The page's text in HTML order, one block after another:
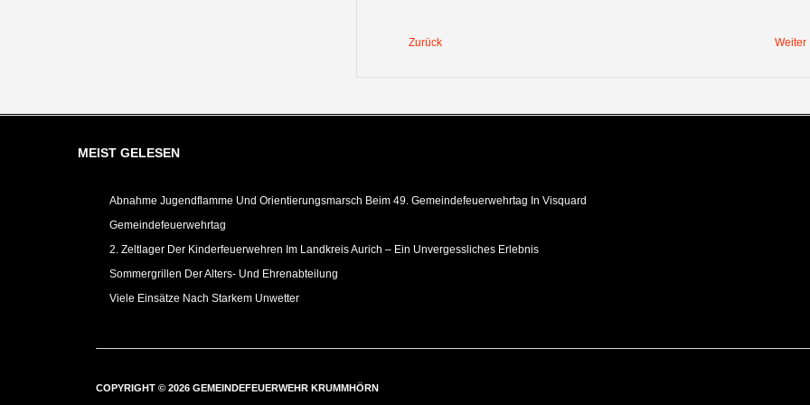
Zurück Weiter
MEIST GELESEN
Abnahme Jugendflamme Und Orientierungsmarsch Beim 49. Gemeindefeuerwehrtag In Visquard
Gemeindefeuerwehrtag
2. Zeltlager Der Kinderfeuerwehren Im Landkreis Aurich – Ein Unvergessliches Erlebnis
Sommergrillen Der Alters- Und Ehrenabteilung
Viele Einsätze Nach Starkem Unwetter
COPYRIGHT © 2026 GEMEINDEFEUERWEHR KRUMMHÖRN